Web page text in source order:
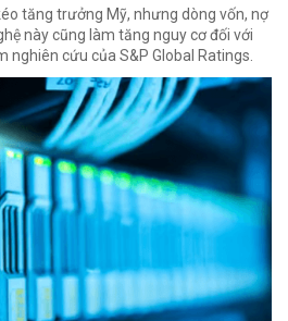
tăng trưởng Mỹ, nhưng dòng vốn, nợ
này cũng làm tăng nguy cơ đối với
nghiên cứu của S&P Global Ratings.